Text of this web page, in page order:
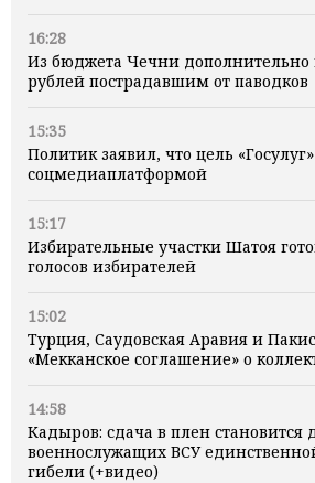
16:28
Из бюджета Чечни
рублей пострадавшим от паводков
15:35
Политик заявил, что цель
соцмедиаплатформой
15:17
Избирательные участки Шатоя
голосов избирателей
15:02
Турция, Саудовская Аравия и
«Мекканское соглашение» о
14:58
Кадыров: сдача в плен становится
военнослужащих ВСУ
гибели (+видео)